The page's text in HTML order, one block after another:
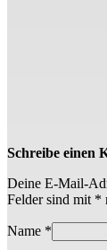
Schreibe einen
Deine E-Mail-
Felder sind mit *
Name *